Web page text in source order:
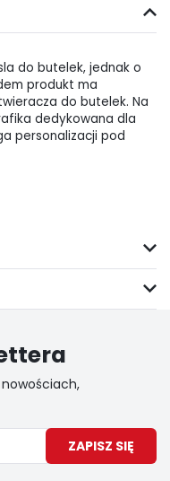
do butelek, jednak o
produkt ma
do butelek. Na
dedykowana dla
personalizacji pod
ZAPISZ SIĘ